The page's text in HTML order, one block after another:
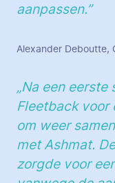
aanpassen.”
Alexander Deboutte,
„Na een
Fleetback voor
om weer
met Ashmat.
zorgde voor